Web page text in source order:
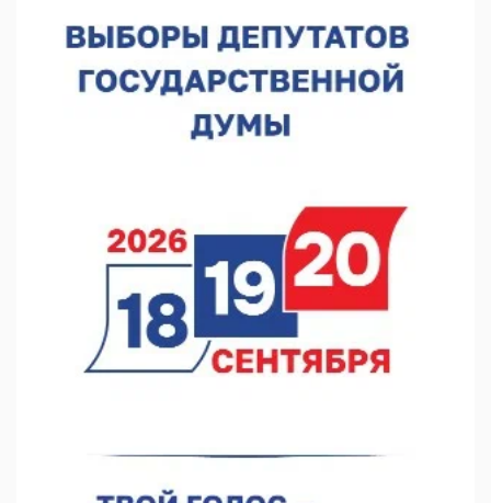
06.08.2026 15:26
Видели ночь, бежали всю ночь... На Нижневолжской
набережной прошел необычный забег
Нижегородские хирурги выполнили трансоральную
операцию на щитовидной железе
06.08.2026 15:03
Более 30 нижегородцев прошли обучение для соцконтракта
06.08.2026 14:46